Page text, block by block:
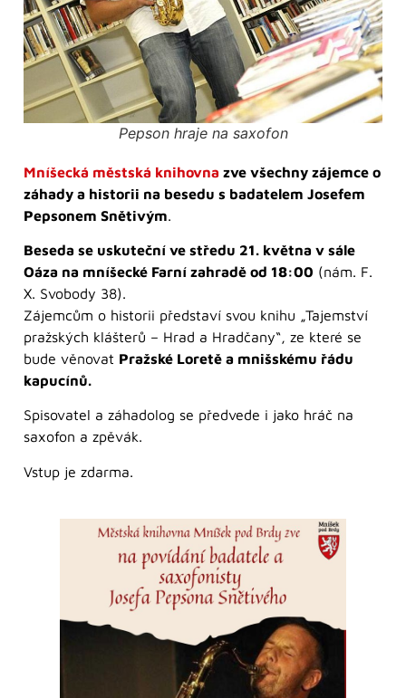
Pepson hraje na saxofon
Mníšecká městská knihovna zve všechny zájemce o
záhady a historii na besedu s badatelem Josefem
Pepsonem Snětivým.
Beseda se uskuteční ve středu 21. května v sále
Oáza na mníšecké Farní zahradě od 18:00 (nám. F.
X. Svobody 38).
Zájemcům o historii představí svou knihu „Tajemství
pražských klášterů – Hrad a Hradčany“, ze které se
bude věnovat Pražské Loretě a mnišskému řádu
kapucínů.
Spisovatel a záhadolog se předvede i jako hráč na
saxofon a zpěvák.
Vstup je zdarma.